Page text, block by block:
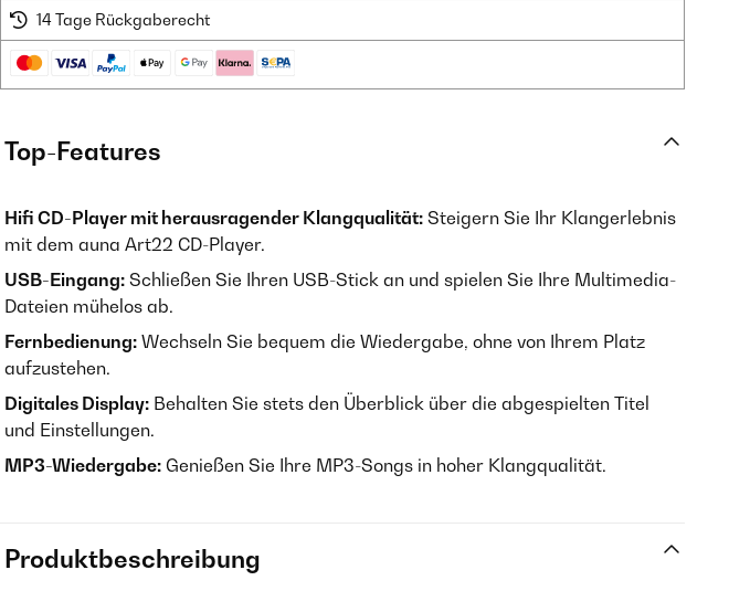
14 Tage Rückgaberecht
Top-Features
Hifi CD-Player mit herausragender Klangqualität: Steigern Sie Ihr Klangerlebnis
mit dem auna Art22 CD-Player.
USB-Eingang: Schließen Sie Ihren USB-Stick an und spielen Sie Ihre Multimedia-
Dateien mühelos ab.
Fernbedienung: Wechseln Sie bequem die Wiedergabe, ohne von Ihrem Platz
aufzustehen.
Digitales Display: Behalten Sie stets den Überblick über die abgespielten Titel
und Einstellungen.
MP3-Wiedergabe: Genießen Sie Ihre MP3-Songs in hoher Klangqualität.
Produktbeschreibung